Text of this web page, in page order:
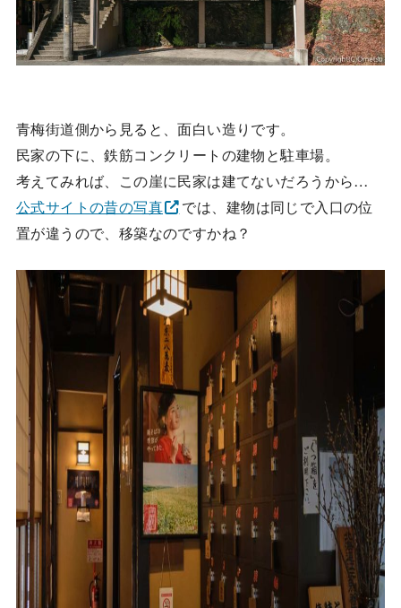
青梅街道側から見ると、面白い造りです。
民家の下に、鉄筋コンクリートの建物と駐車場。
考えてみれば、この崖に民家は建てないだろうから…
公式サイトの昔の写真
では、建物は同じで入口の位
置が違うので、移築なのですかね？